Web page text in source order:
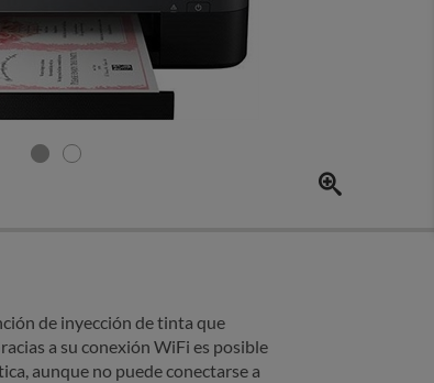
de inyección de tinta que
a su conexión WiFi es posible
aunque no puede conectarse a